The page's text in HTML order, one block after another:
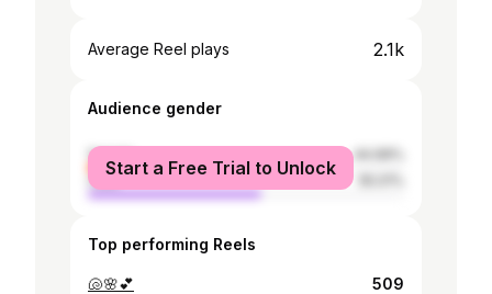
Average Reel plays 2.1k
Audience gender
female
male
Start a Free Trial to Unlock
Top performing Reels
🐚🌸💕 509